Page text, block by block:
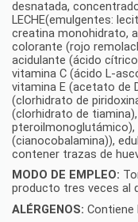
desnatada,
LECHE(emulgentes:
creatina monohidrato,
colorante (rojo
acidulante (ácido
vitamina C (ácido L-
vitamina E (acetato de
(clorhidrato de
(clorhidrato de
pteroilmonoglutámico),
(cianocobalamina)),
contener trazas de
MODO DE EMPLEO:
producto tres veces al
ALÉRGENOS: Contiene